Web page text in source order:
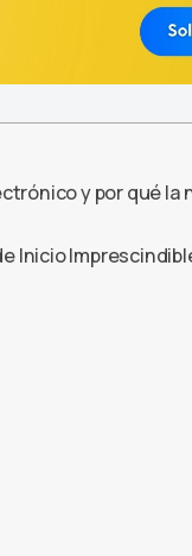
y por qué la
Inicio